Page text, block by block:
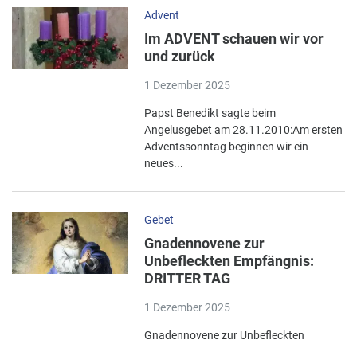
Advent
Im ADVENT schauen wir vor
und zurück
1 Dezember 2025
Papst Benedikt sagte beim
Angelusgebet am 28.11.2010:Am ersten
Adventssonntag beginnen wir ein
neues...
Gebet
Gnadennovene zur
Unbefleckten Empfängnis:
DRITTER TAG
1 Dezember 2025
Gnadennovene zur Unbefleckten